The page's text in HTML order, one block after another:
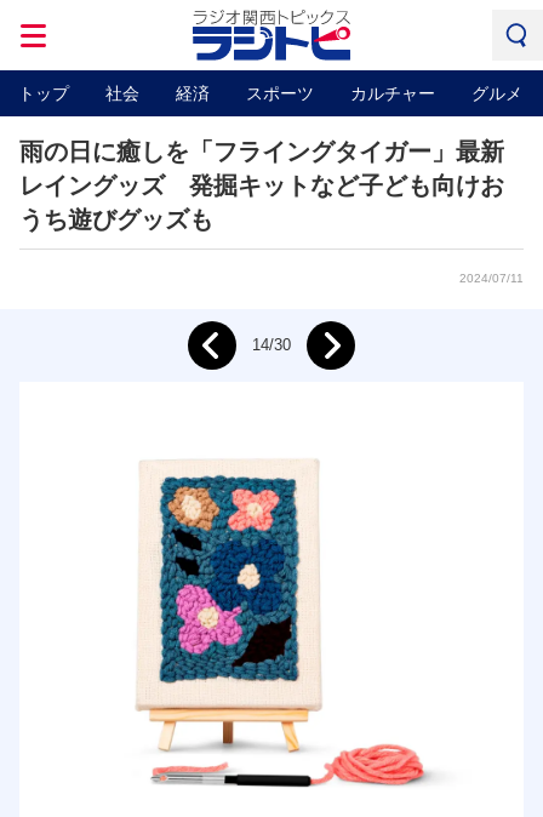
トップ 社会 経済 スポーツ カルチャー グルメ
雨の日に癒しを「フライングタイガー」最新
レイングッズ 発掘キットなど子ども向けお
うち遊びグッズも
2024/07/11
Prev 14/30 Next